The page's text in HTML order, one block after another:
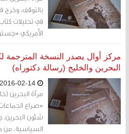
في تحليلات
الأمريكي
مركز أوال يصدر النسخة المترجمة
البحرين والخليج (رسالة دكتوراه)
مرآة البحرين
«صراع
شئون البحرين،
السياسية، من